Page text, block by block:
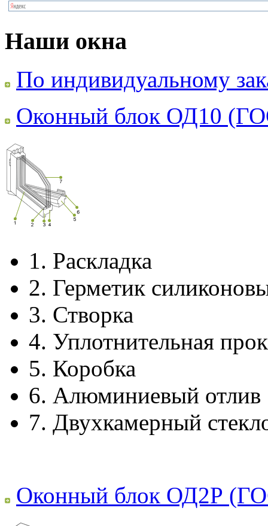
Наши окна
По индивидуальному
Оконный блок ОД10
1. Раскладка
2. Герметик
3. Створка
4. Уплотнительная
5. Коробка
6. Алюминиевый отлив
7. Двухкамерный
Оконный блок ОД2Р